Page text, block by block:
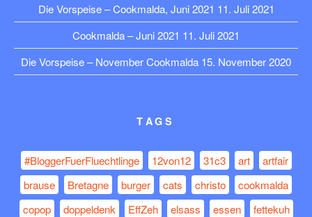
Die Vorspeise – Cookmalda, Juni 2021 11. Juli 2021
Cookmalda – Juni 2021 11. Juli 2021
Die Vorspeise – November Cookmalda 15. November 2020
TAGS
#BloggerFuerFluechtlinge 12von12 31c3 art
artfair
brause
Bretagne burger cats christo
cookmalda
copop
doppeldenk EffZeh elsass essen
fettekuh